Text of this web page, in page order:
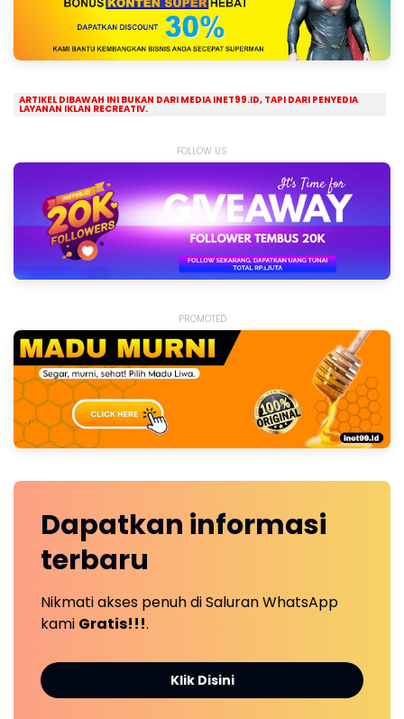
ARTIKEL DIBAWAH INI BUKAN DARI MEDIA INET99.ID, TAPI DARI PENYEDIA
LAYANAN IKLAN RECREATIV.
FOLLOW US
PROMOTED
Dapatkan informasi
terbaru
Nikmati akses penuh di Saluran WhatsApp
kami Gratis!!!.
Klik Disini